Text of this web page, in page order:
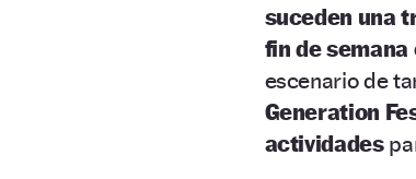
suceden una
fin de
escenario de
Generation
actividades